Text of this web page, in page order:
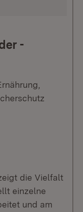
-
die Vielfalt
einzelne
und am